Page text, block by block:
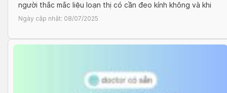
người thắc mắc liệu loạn thị có cần đeo kính không và khi
nào thì nên sử dụng kính loạn thị. Cùng Docosan tìm câu trả
Ngày cập nhật: 08/07/2025